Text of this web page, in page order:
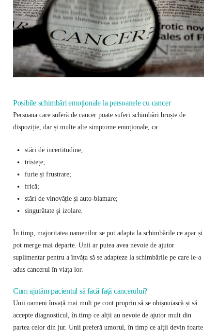
Posibile schimbări emoționale la persoanele cu cancer
Persoana care suferă de cancer poate suferi schimbări bruște de
dispoziție, dar și multe alte simptome emoționale, ca:
stări de incertitudine;
tristețe;
furie și frustrare;
frică;
stări de vinovăție și auto-blamare;
singurătate și izolare.
În timp, majoritatea oamenilor se pot adapta la schimbările ce apar și
pot merge mai departe. Unii ar putea avea nevoie de ajutor
suplimentar pentru a învăța să se adapteze la schimbările pe care le-a
adus cancerul în viața lor.
Cum ajutăm pacientul să facă față cancerului?
Unii oameni învață mai mult pe cont propriu să se obișnuiască și să
accepte diagnosticul, în timp ce alții au nevoie de ajutor mult din
partea celor din jur. Unii preferă umorul, în timp ce alții devin foarte